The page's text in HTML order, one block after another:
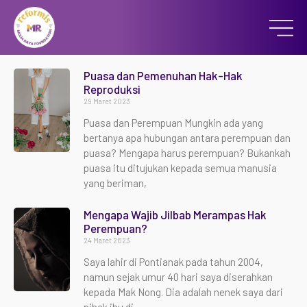
Puasa dan Pemenuhan Hak-Hak
Reproduksi
29 Maret 2023
Puasa dan Perempuan Mungkin ada yang
bertanya apa hubungan antara perempuan dan
puasa? Mengapa harus perempuan? Bukankah
puasa itu ditujukan kepada semua manusia
yang beriman,
Mengapa Wajib Jilbab Merampas Hak
Perempuan?
24 Maret 2023
Saya lahir di Pontianak pada tahun 2004,
namun sejak umur 40 hari saya diserahkan
kepada Mak Nong. Dia adalah nenek saya dari